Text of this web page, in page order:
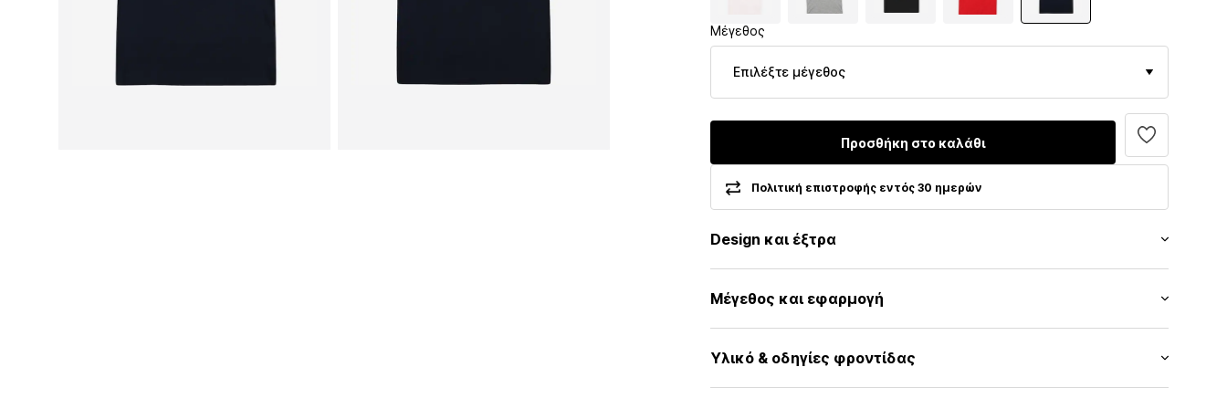
Μέγεθος
Επιλέξτε μέγεθος
Προσθήκη στο καλάθι
Πολιτική επιστροφής εντός 30 ημερών
Design και έξτρα
Ζέρσεϊ
Στρόγγυλη λαιμόκοψη
Γαζωμένο στρίφωμα/άκρη
Ίσιο στρίφωμα
Μέγεθος και εφαρμογή
Εφαρμογή: Κανονική εφαρμογή
Υλικό & οδηγίες φροντίδας